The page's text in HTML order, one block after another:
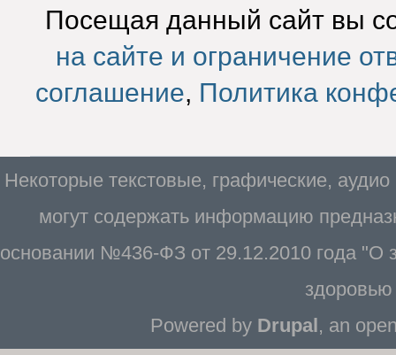
Посещая данный сайт вы
на сайте и ограничение
соглашение, Политика
Некоторые текстовые, графические,
могут содержать информацию
основании №436-ФЗ от 29.12.2010 года "О
Powered by Drupal, an